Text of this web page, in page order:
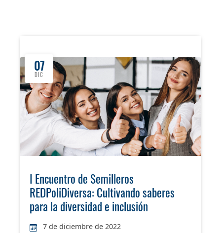
07
DIC
I Encuentro de Semilleros
REDPoliDiversa: Cultivando saberes
para la diversidad e inclusión
7 de diciembre de 2022